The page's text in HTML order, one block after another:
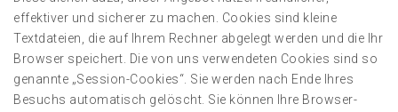
effektiver und sicherer zu machen. Cookies sind kleine
Textdateien, die auf Ihrem Rechner abgelegt werden und die Ihr
Browser speichert. Die von uns verwendeten Cookies sind so
genannte „Session-Cookies“. Sie werden nach Ende Ihres
Besuchs automatisch gelöscht. Sie können Ihre Browser-